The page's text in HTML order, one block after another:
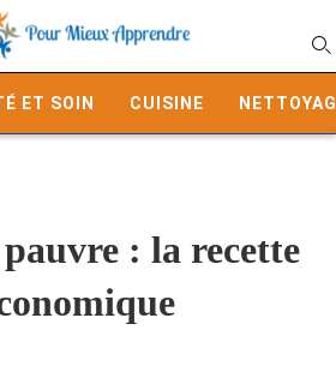
ET SOIN CUISINE
: la recette